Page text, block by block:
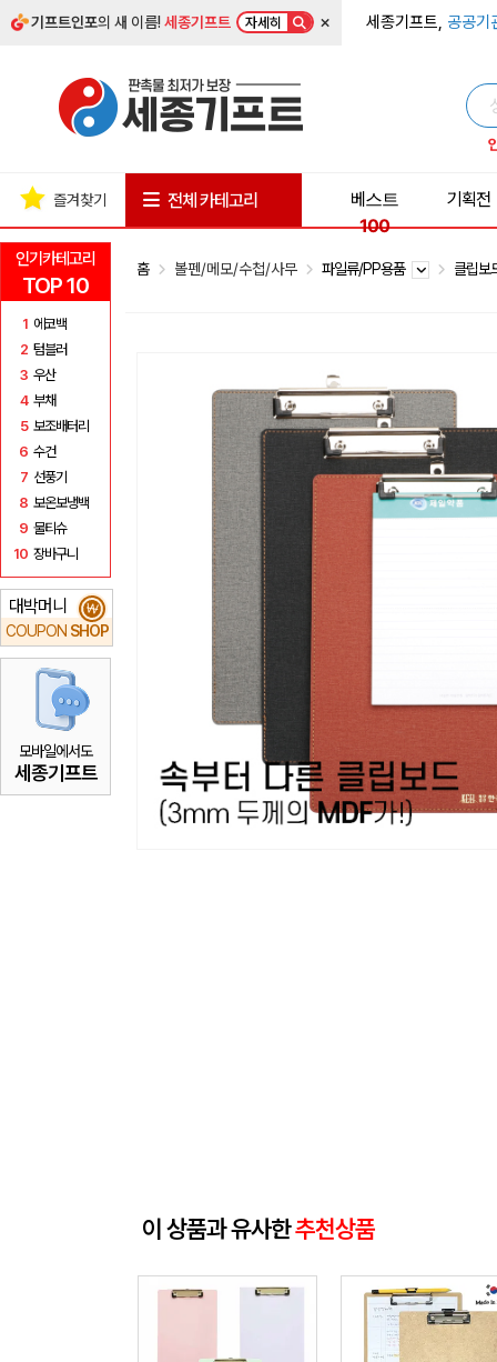
기프트인포의 새 이름!세종기프트 자세히 × 세종기프트, 공공기
인기카테고리
TOP 10
1 에코백
2 텀블러
3 우산
4 부채
5 보조배터리
6 수건
7 선풍기
8 보온보냉백
9 물티슈
10 장바구니
대박머니
COUPON SHOP
₩
모바일에서도
세종기프트
즐겨찾기 전체 카테고리
베스트
100
기획전
홈 볼펜/메모/수첩/사무 파일류/PP용품 클립
이 상품과 유사한추천상품